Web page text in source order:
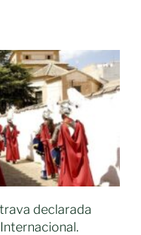
declarada